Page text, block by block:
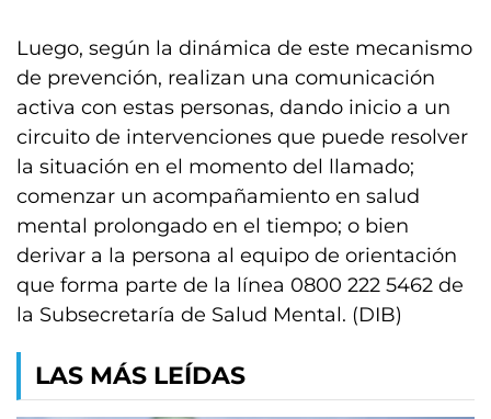
Luego, según la dinámica de este mecanismo
de prevención, realizan una comunicación
activa con estas personas, dando inicio a un
circuito de intervenciones que puede resolver
la situación en el momento del llamado;
comenzar un acompañamiento en salud
mental prolongado en el tiempo; o bien
derivar a la persona al equipo de orientación
que forma parte de la línea 0800 222 5462 de
la Subsecretaría de Salud Mental. (DIB)
LAS MÁS LEÍDAS